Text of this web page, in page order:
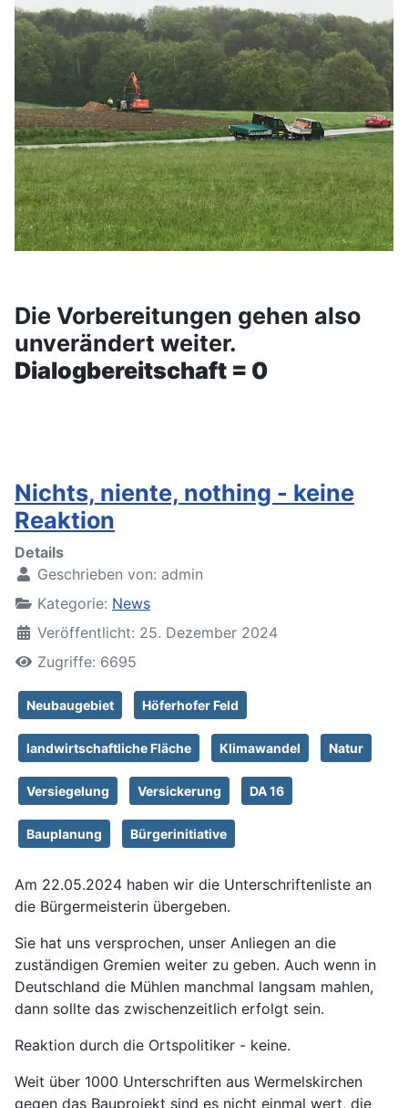
Die Vorbereitungen gehen also
unverändert weiter.
Dialogbereitschaft = 0
Nichts, niente, nothing - keine
Reaktion
Details
Geschrieben von: admin
Kategorie: News
Veröffentlicht: 25. Dezember 2024
Zugriffe: 6695
Neubaugebiet Höferhofer Feld
landwirtschaftliche Fläche Klimawandel Natur
Versiegelung Versickerung DA 16
Bauplanung Bürgerinitiative
Am 22.05.2024 haben wir die Unterschriftenliste an
die Bürgermeisterin übergeben.
Sie hat uns versprochen, unser Anliegen an die
zuständigen Gremien weiter zu geben. Auch wenn in
Deutschland die Mühlen manchmal langsam mahlen,
dann sollte das zwischenzeitlich erfolgt sein.
Reaktion durch die Ortspolitiker - keine.
Weit über 1000 Unterschriften aus Wermelskirchen
gegen das Bauprojekt sind es nicht einmal wert, die